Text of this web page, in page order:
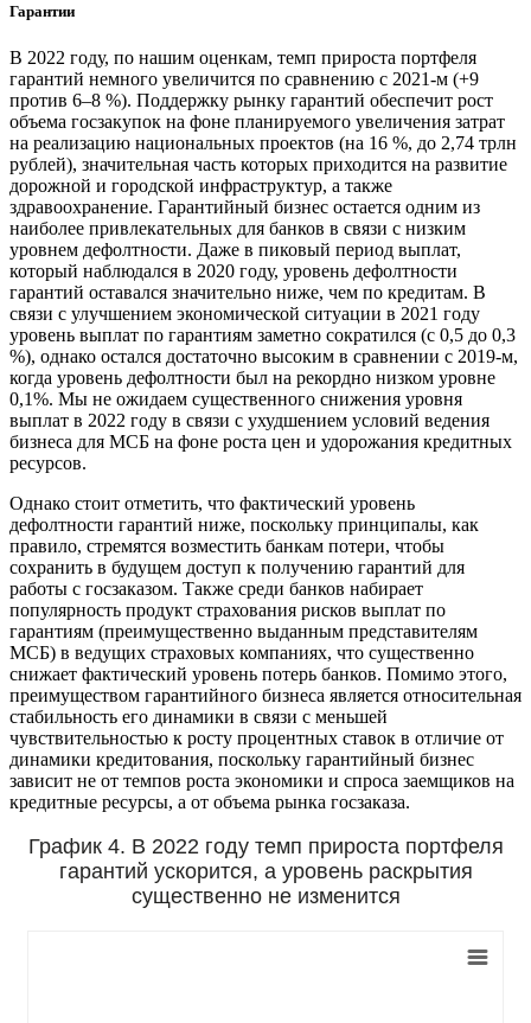
Гарантии
В 2022 году, по нашим оценкам, темп прироста портфеля
гарантий немного увеличится по сравнению с 2021-м (+9
против 6–8 %). Поддержку рынку гарантий обеспечит рост
объема госзакупок на фоне планируемого увеличения затрат
на реализацию национальных проектов (на 16 %, до 2,74 трлн
рублей), значительная часть которых приходится на развитие
дорожной и городской инфраструктур, а также
здравоохранение. Гарантийный бизнес остается одним из
наиболее привлекательных для банков в связи с низким
уровнем дефолтности. Даже в пиковый период выплат,
который наблюдался в 2020 году, уровень дефолтности
гарантий оставался значительно ниже, чем по кредитам. В
связи с улучшением экономической ситуации в 2021 году
уровень выплат по гарантиям заметно сократился (с 0,5 до 0,3
%), однако остался достаточно высоким в сравнении с 2019-м,
когда уровень дефолтности был на рекордно низком уровне
0,1%. Мы не ожидаем существенного снижения уровня
выплат в 2022 году в связи с ухудшением условий ведения
бизнеса для МСБ на фоне роста цен и удорожания кредитных
ресурсов.
Однако стоит отметить, что фактический уровень
дефолтности гарантий ниже, поскольку принципалы, как
правило, стремятся возместить банкам потери, чтобы
сохранить в будущем доступ к получению гарантий для
работы с госзаказом. Также среди банков набирает
популярность продукт страхования рисков выплат по
гарантиям (преимущественно выданным представителям
МСБ) в ведущих страховых компаниях, что существенно
снижает фактический уровень потерь банков. Помимо этого,
преимуществом гарантийного бизнеса является относительная
стабильность его динамики в связи с меньшей
чувствительностью к росту процентных ставок в отличие от
динамики кредитования, поскольку гарантийный бизнес
зависит не от темпов роста экономики и спроса заемщиков на
кредитные ресурсы, а от объема рынка госзаказа.
График 4. В 2022 году темп прироста портфеля
гарантий ускорится, а уровень раскрытия
существенно не изменится